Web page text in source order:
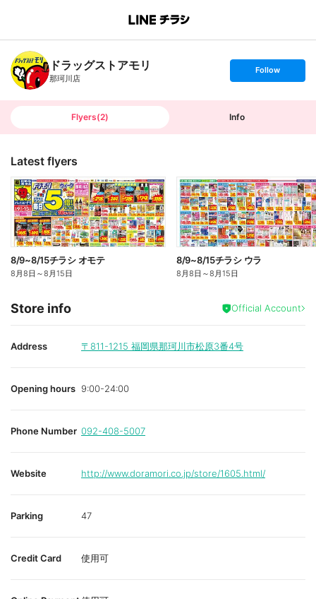
B
n
c
h
T
ドラッグストアモリ
那珂川店
s
t
o
Follow
Flyers(2) Info
Latest flyers
8/9~8/15チラシ オモテ
8月8日 ～8月15日
8/9~8/15チラシ ウラ
8月8日 ～8月15日
Store info Official Account
Address 〒811-1215 福岡県那珂川市松原3番4号
Opening hours 9:00-24:00
Phone Number 092-408-5007
Website http://www.doramori.co.jp/store/1605.html/
Parking 47
Credit Card 使用可